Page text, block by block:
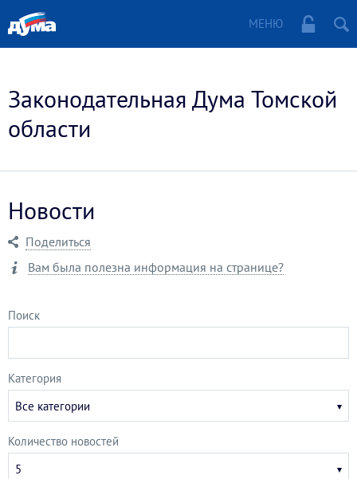
МЕНЮ
Законодательная Дума Томской
области
Новости
Поделиться
Вам была полезна информация на странице?
Поиск
Категория
Все категории
Количество новостей
5